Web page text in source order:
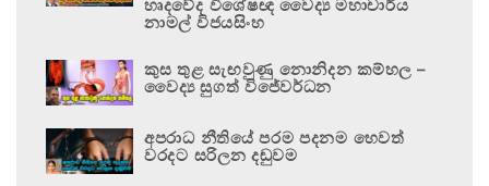
හෘදවේද විශේෂඥ වෛද්‍ය මහාචාර්ය
නාමල් විජයසිංහ
කුස තුළ සැඟවුණු නොනිදන කම්හල –
වෛද්‍ය සුගත් විජේවර්ධන
අපරාධ නීතියේ පරම පදනම හෙවත්
වරදට සරිලන දඬුවම